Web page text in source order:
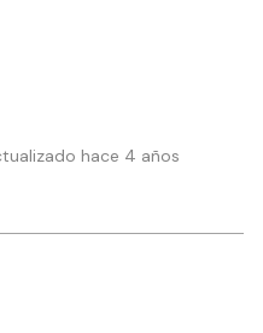
hace 4 años